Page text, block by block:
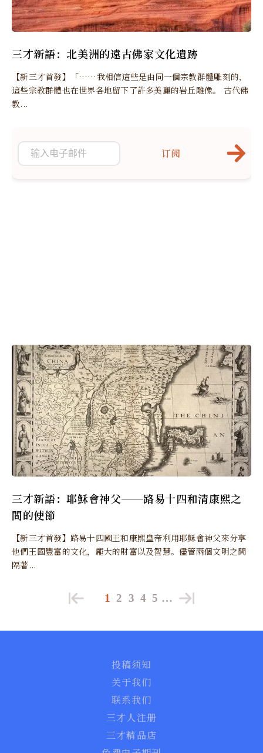
三才新語：北美洲的遠古佛家文化遺跡
【新三才首發】「……我相信這些是由同一個宗教群體雕刻的，
這些宗教群體也在世界各地留下了許多美麗的岩丘雕像。 古代佛
教...
三才新語：耶穌會神父──路易十四和清康熙之
間的使節
【新三才首發】路易十四國王和康熙皇帝利用耶穌會神父來分享
他們王國豐富的文化，龐大的財富以及智慧。儘管兩個文明之間
隔著...
订阅
1 2 3 4 5 …
投稿须知
关于我们
联系我们
三才人注册
三才精品店